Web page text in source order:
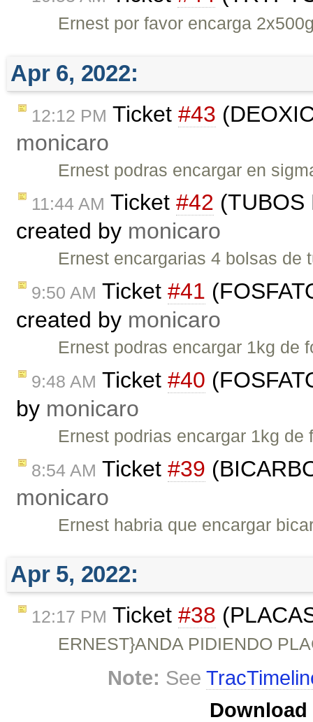
Ernest por favor encarga
Apr 6, 2022:
12:12 PM Ticket #43
monicaro
Ernest podras encargar en
11:44 AM Ticket #42 (TUBOS
created by monicaro
Ernest encargarias 4 bolsas
9:50 AM Ticket #41
created by monicaro
Ernest podras encargar 1kg
9:48 AM Ticket #40
by monicaro
Ernest podrias encargar 1kg
8:54 AM Ticket #39
monicaro
Ernest habria que encargar
Apr 5, 2022:
12:17 PM Ticket #38
ERNEST}ANDA PIDIENDO
Note: See